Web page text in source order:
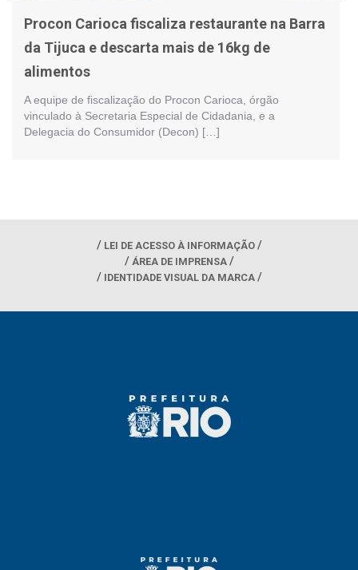
Procon Carioca fiscaliza restaurante na Barra
da Tijuca e descarta mais de 16kg de
alimentos
A equipe de fiscalização do Procon Carioca, órgão
vinculado à Secretaria Especial de Cidadania, e a
Delegacia do Consumidor (Decon) […]
LEI DE ACESSO À INFORMAÇÃO
ÁREA DE IMPRENSA
IDENTIDADE VISUAL DA MARCA